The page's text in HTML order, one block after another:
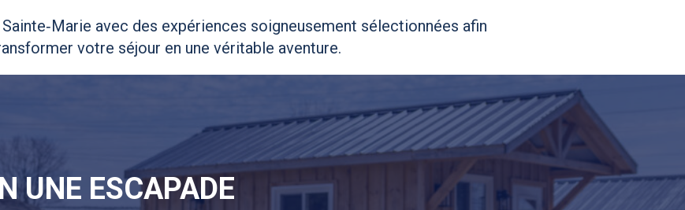
avec des expériences soigneusement sélectionnées afin
votre séjour en une véritable aventure.
UNE ESCAPADE